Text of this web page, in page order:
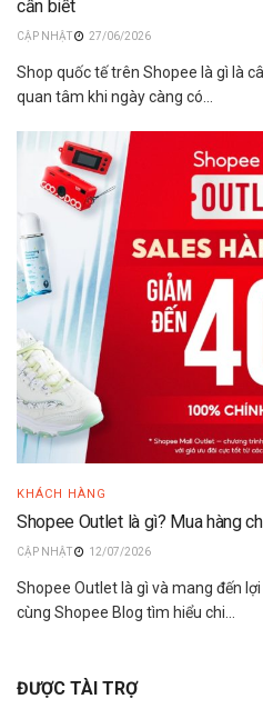
cần biết
27/06/2026
Shop quốc tế trên Shopee là gì là
quan tâm khi ngày càng có...
KHÁCH HÀNG
Shopee Outlet là gì? Mua hàng
12/07/2026
Shopee Outlet là gì và mang đến
cùng Shopee Blog tìm hiểu chi...
ĐƯỢC TÀI TRỢ